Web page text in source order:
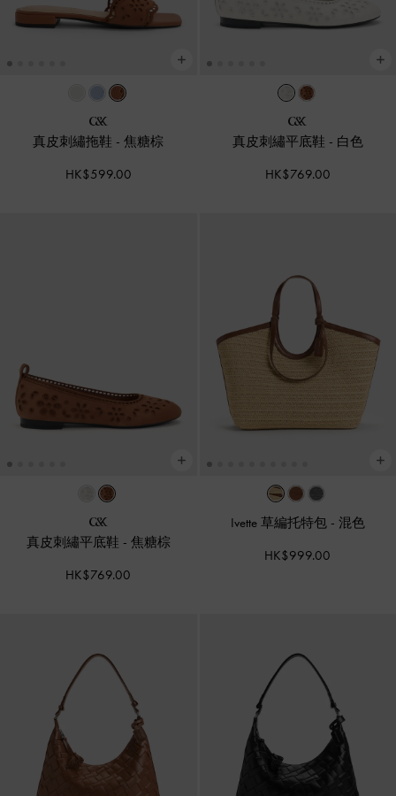
真皮刺繡拖鞋 -焦糖棕
HK$599.00
真皮刺繡平底鞋 - 白色
HK$769.00
真皮刺繡平底鞋 - 焦糖棕
HK$769.00
Ivette 草編托特包 - 混色
HK$999.00